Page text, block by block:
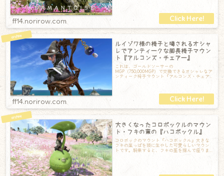
ff14.norirow.com
ルイゾワ様の椅子と噂されるオシャ
レでアンティークな脚長椅子マウン
ト『アルコンズ・チェアー』
これは、ゴールドソーサーの
MGP（750,000MGP）で交換できるオシャレなア
ンティーク椅子マウント『アルコンズ・チェア
ff14.norirow.com
大きくなったコロポックルのマウン
ト・フキの葉の『ハコボックル』
コロポックのマウント『ハコボックル』大きな
フキの葉っぱを頭に生やした可愛らしいマウン
トです。騎乗すると、フキの茎を掴んで座りま
す。葉っぱの上には水玉が。常にキラキラのエ